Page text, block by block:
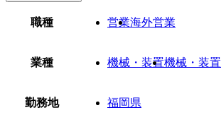
職種 営業海外営業
業種 機械・装置機械・装置
勤務地 福岡県